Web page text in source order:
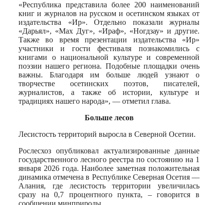
«Республика представила более 200 наименований
книг и журналов на русском и осетинском языках от
издательства «Ир». Отдельно показали журналы
«Дарьял», «Мах Дуг», «Ираф», «Ногдзау» и другие.
Также во время презентации издательства «Ир»
участники и гости фестиваля познакомились с
книгами о национальной культуре и современной
поэзии нашего региона. Подобные площадки очень
важны. Благодаря им больше людей узнают о
творчестве осетинских поэтов, писателей,
журналистов, а также об истории, культуре и
традициях нашего народа», — отметил глава.
Больше лесов
Лесистость территорий выросла в Северной Осетии.
Рослесхоз опубликовал актуализированные данные
государственного лесного реестра по состоянию на 1
января 2026 года. Наиболее заметная положительная
динамика отмечена в Республике Северная Осетия —
Алания, где лесистость территории увеличилась
сразу на 0,7 процентного пункта, – говорится в
сообщении минприроды.